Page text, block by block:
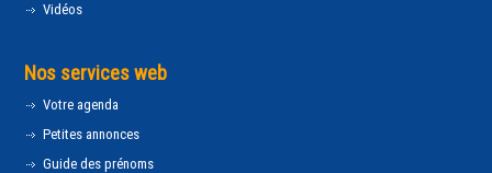
Vidéos
Nos services web
Votre agenda
Petites annonces
Guide des prénoms